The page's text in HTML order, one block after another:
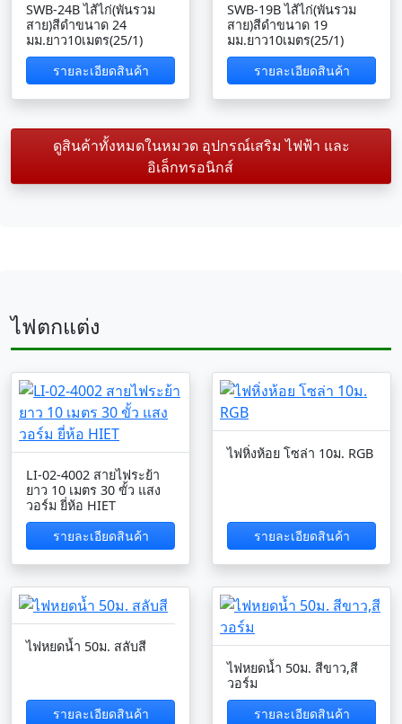
SWB-24B ไส้ไก่(พันรวม
สาย)สีดำขนาด 24
มม.ยาว10เมตร(25/1)
รายละเอียดสินค้า
SWB-19B ไส้ไก่(พันรวม
สาย)สีดำขนาด 19
มม.ยาว10เมตร(25/1)
รายละเอียดสินค้า
ดูสินค้าทั้งหมดในหมวด อุปกรณ์เสริม ไฟฟ้า และ
อิเล็กทรอนิกส์
ไฟตกแต่ง
LI-02-4002 สายไฟระย้า
ยาว 10 เมตร 30 ขั้ว แสง
วอร์ม ยี่ห้อ HIET
รายละเอียดสินค้า
ไฟหิ่งห้อย โซล่า 10ม. RGB
รายละเอียดสินค้า
ไฟหยดน้ำ 50ม. สลับสี
รายละเอียดสินค้า
ไฟหยดน้ำ 50ม. สีขาว,สี
วอร์ม
รายละเอียดสินค้า